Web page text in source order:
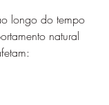
longo do tempo
natural